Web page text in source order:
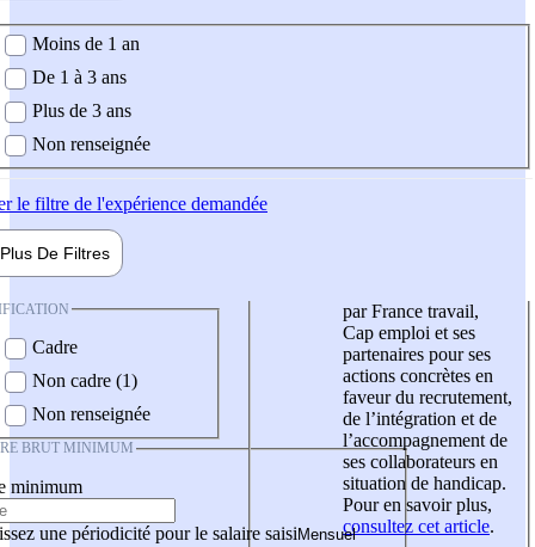
demandée
Moins de 1 an
De 1 à 3 ans
Plus de 3 ans
Non renseignée
le filtre de l'expérience demandée
Plus De Filtres
Cadre
Non cadre (1)
Non renseignée
BRUT MINIMUM
minimum
une périodicité pour le salaire saisi
par France travail,
Cap emploi et ses
partenaires pour ses
actions concrètes en
faveur du recrutement,
de l’intégration et de
l’accompagnement de
ses collaborateurs en
situation de handicap.
Pour en savoir plus,
consultez cet article.